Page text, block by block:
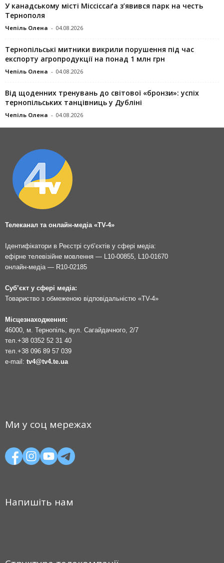
У канадському місті Міссіссаґа з’явився парк на честь
Тернополя
Чепіль Олена - 04.08.2026
Тернопільські митники викрили порушення під час
експорту агропродукції на понад 1 млн грн
Чепіль Олена - 04.08.2026
Від щоденних тренувань до світової «бронзи»: успіх
тернопільських танцівниць у Дубліні
Чепіль Олена - 04.08.2026
Телеканал та онлайн-медіа «TV-4»
Ідентифікатори в Реєстрі суб’єктів у сфері медіа:
ефірне телевізійне мовлення — L10-00855, L10-01670
онлайн-медіа — R10-02185
Суб’єкт у сфері медіа:
Товариство з обмеженою відповідальністю «TV-4»
Місцезнаходження:
46000, м. Тернопіль, вул. Сагайдачного, 2/7
тел. +38 0352 52 31 40
тел. +38 096 89 57 039
e-mail: tv4@tv4.te.ua
Ми у соц мережах
Напишіть нам